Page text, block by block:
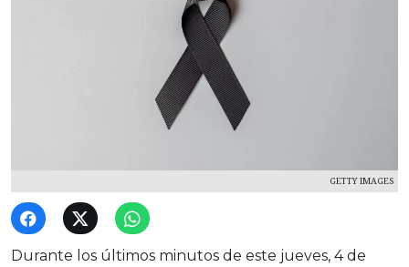
GETTY IMAGES
Durante los últimos minutos de este jueves, 4 de